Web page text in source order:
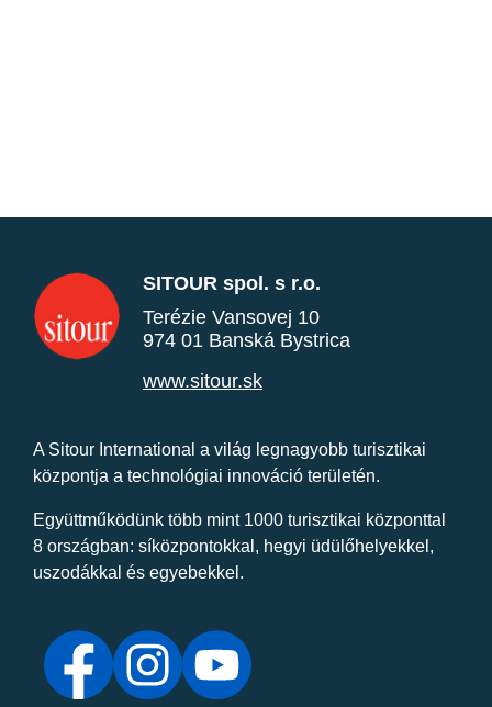
SITOUR spol. s r.o.
Terézie Vansovej 10
974 01 Banská Bystrica
www.sitour.sk
A Sitour International a világ legnagyobb turisztikai
központja a technológiai innováció területén.
Együttműködünk több mint 1000 turisztikai központtal
8 országban: síközpontokkal, hegyi üdülőhelyekkel,
uszodákkal és egyebekkel.